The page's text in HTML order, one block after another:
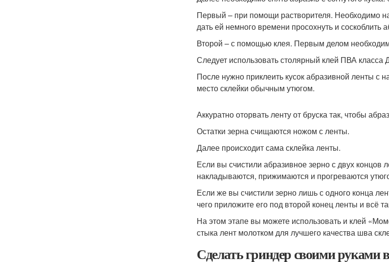
Первый – при помощи растворителя. Необходимо
дать ей немного времени просохнуть и
Второй – с помощью клея. Первым делом
Следует использовать столярный клей ПВА класса
После нужно приклеить кусок абразивной ленты с
место склейки обычным утюгом.
Аккуратно оторвать ленту от бруска так, чтобы
Остатки зерна счищаются ножом с ленты.
Далее происходит сама склейка ленты.
Если вы счистили абразивное зерно с двух
накладываются, прижимаются и прогреваются
Если же вы счистили зерно лишь с одного конца
чего приложите его под второй конец ленты и всё
На этом этапе вы можете использовать и клей
стыка лент молотком для лучшего качества шва
Сделать гриндер своими руками